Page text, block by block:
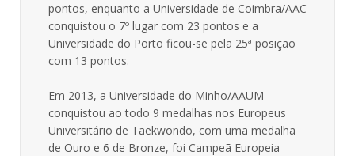
pontos, enquanto a Universidade de Coimbra/AAC
conquistou o 7º lugar com 23 pontos e a
Universidade do Porto ficou-se pela 25ª posição
com 13 pontos.
Em 2013, a Universidade do Minho/AAUM
conquistou ao todo 9 medalhas nos Europeus
Universitário de Taekwondo, com uma medalha
de Ouro e 6 de Bronze, foi Campeã Europeia